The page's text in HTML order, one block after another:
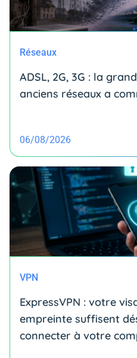
Réseaux
ADSL, 2G, 3G : la
anciens réseaux a
06/08/2026
VPN
ExpressVPN : votre
empreinte suffisent
connecter à votre